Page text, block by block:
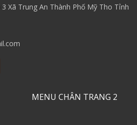
Xã Trung An Thành Phố Mỹ Tho Tỉnh
MENU CHÂN TRANG 2